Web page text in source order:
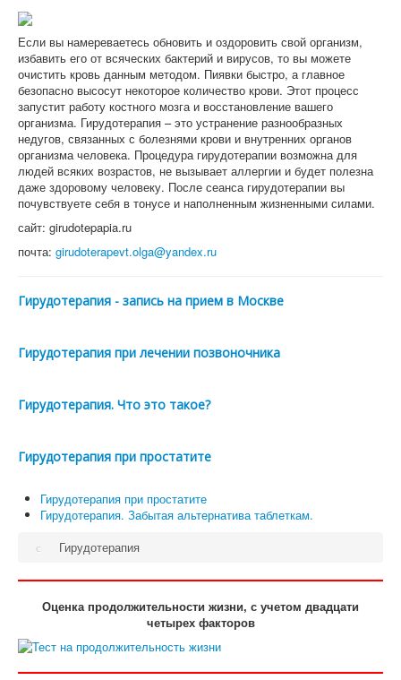
Если вы намереваетесь обновить и оздоровить свой организм,
избавить его от всяческих бактерий и вирусов, то вы можете
очистить кровь данным методом. Пиявки быстро, а главное
безопасно высосут некоторое количество крови. Этот процесс
запустит работу костного мозга и восстановление вашего
организма. Гирудотерапия – это устранение разнообразных
недугов, связанных с болезнями крови и внутренних органов
организма человека. Процедура гирудотерапии возможна для
людей всяких возрастов, не вызывает аллергии и будет полезна
даже здоровому человеку. После сеанса гирудотерапии вы
почувствуете себя в тонусе и наполненным жизненными силами.
сайт: girudotepapia.ru
почта: girudoterapevt.olga@yandex.ru
Гирудотерапия - запись на прием в Москве
Гирудотерапия при лечении позвоночника
Гирудотерапия. Что это такое?
Гирудотерапия при простатите
Гирудотерапия при простатите
Гирудотерапия. Забытая альтернатива таблеткам.
Гирудотерапия
Оценка продолжительности жизни, с учетом двадцати
четырех факторов